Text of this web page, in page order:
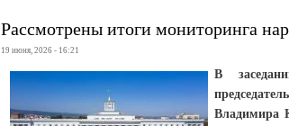
Рассмотрены итоги мониторинга
19 июня, 2026 - 16:21
В
Владимира